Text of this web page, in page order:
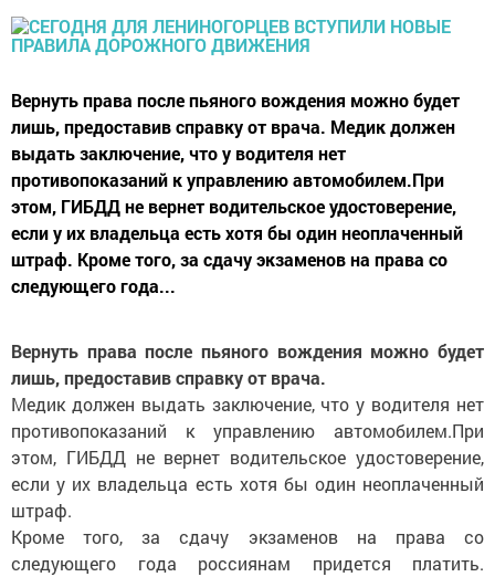
Вернуть права после пьяного вождения можно будет
лишь, предоставив справку от врача. Медик должен
выдать заключение, что у водителя нет
противопоказаний к управлению автомобилем.При
этом, ГИБДД не вернет водительское удостоверение,
если у их владельца есть хотя бы один неоплаченный
штраф. Кроме того, за сдачу экзаменов на права со
следующего года...
Вернуть права после пьяного вождения можно будет
лишь, предоставив справку от врача.
Медик должен выдать заключение, что у водителя нет
противопоказаний к управлению автомобилем.При
этом, ГИБДД не вернет водительское удостоверение,
если у их владельца есть хотя бы один неоплаченный
штраф.
Кроме того, за сдачу экзаменов на права со
следующего года россиянам придется платить.